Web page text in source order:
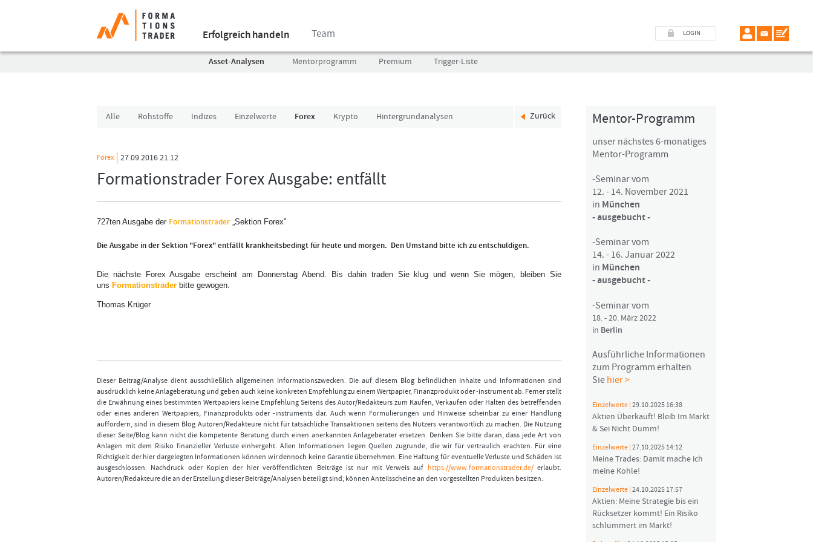
Erfolgreich handeln Team LOGIN
Asset-Analysen Mentorprogramm Premium Trigger-Liste
Alle Rohstoffe Indizes Einzelwerte Forex Krypto Hintergrundanalysen
Forex 27.09.2016 21:12
Formationstrader Forex Ausgabe: entfällt
727ten Ausgabe der Formationstrader „Sektion Forex"
Die Ausgabe in der Sektion "Forex" entfällt krankheitsbedingt für heute und morgen. Den Umstand bitte ich zu entschuldigen.
Die nächste Forex Ausgabe erscheint am Donnerstag Abend. Bis dahin traden Sie klug und wenn Sie mögen, bleiben Sie
uns Formationstrader bitte gewogen.
Thomas Krüger
Zurück
Dieser Beitrag/Analyse dient ausschließlich allgemeinen Informationszwecken. Die auf diesem Blog befindlichen Inhalte und Informationen sind
ausdrücklich keine Anlageberatung und geben auch keine konkreten Empfehlung zu einem Wertpapier, Finanzprodukt oder -instrument ab. Ferner stellt
die Erwähnung eines bestimmten Wertpapiers keine Empfehlung Seitens des Autor/Redakteurs zum Kaufen, Verkaufen oder Halten des betreffenden
oder eines anderen Wertpapiers, Finanzprodukts oder -instruments dar. Auch wenn Formulierungen und Hinweise scheinbar zu einer Handlung
auffordern, sind in diesem Blog Autoren/Redakteure nicht für tatsächliche Transaktionen seitens des Nutzers verantwortlich zu machen. Die Nutzung
dieser Seite/Blog kann nicht die kompetente Beratung durch einen anerkannten Anlageberater ersetzen. Denken Sie bitte daran, dass jede Art von
Anlagen mit dem Risiko finanzieller Verluste einhergeht. Allen Informationen liegen Quellen zugrunde, die wir für vertraulich erachten. Für eine
Richtigkeit der hier dargelegten Informationen können wir dennoch keine Garantie übernehmen. Eine Haftung für eventuelle Verluste und Schäden ist
ausgeschlossen. Nachdruck oder Kopien der hier veröffentlichten Beiträge ist nur mit Verweis auf https://www.formationstrader.de/erlaubt.
Autoren/Redakteure die an der Erstellung dieser Beiträge/Analysen beteiligt sind, können Anteilsscheine an den vorgestellten Produkten besitzen.
Mentor-Programm
unser nächstes 6-monatiges
Mentor-Programm
-Seminar vom
12. - 14. November 2021
in München
- ausgebucht -
-Seminar vom
14. - 16. Januar 2022
in München
- ausgebucht -
-Seminar vom
18. - 20. März 2022
in Berlin
Ausführliche Informationen
zum Programm erhalten
Sie hier >
Einzelwerte | 29.10.2025 16:38
Aktien Überkauft! Bleib Im Markt
& Sei Nicht Dumm!
Einzelwerte | 27.10.2025 14:12
Meine Trades: Damit mache ich
meine Kohle!
Einzelwerte | 24.10.2025 17:57
Aktien: Meine Strategie bis ein
Rücksetzer kommt! Ein Risiko
schlummert im Markt!
Angemeldet
vergessen
unterschiedliche
Bitte
finden
auf
unserem
Online-
Shop
das
passende
Angebot.
FORMATIONSTRADER